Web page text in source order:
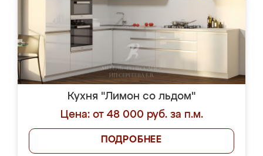
Кухня "Лимон со льдом"
Цена: от 48 000 руб. за п.м.
ПОДРОБНЕЕ